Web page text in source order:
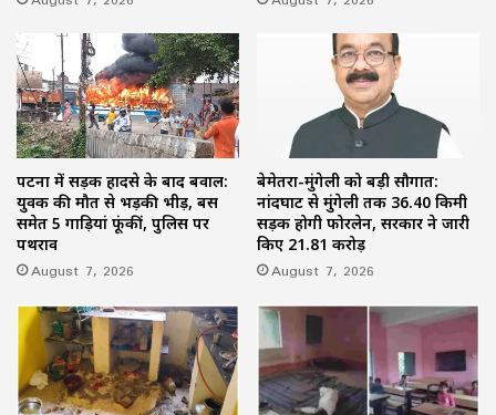
पटना में सड़क हादसे के बाद बवाल:
युवक की मौत से भड़की भीड़, बस
समेत 5 गाड़ियां फूंकीं, पुलिस पर
पथराव
August 7, 2026
बेमेतरा-मुंगेली को बड़ी सौगात:
नांदघाट से मुंगेली तक 36.40 किमी
सड़क होगी फोरलेन, सरकार ने जारी
किए 21.81 करोड़
August 7, 2026